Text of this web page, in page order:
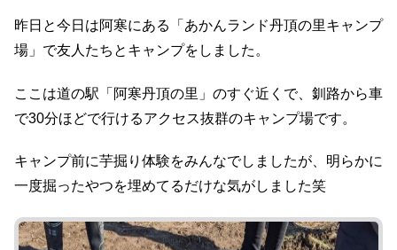
昨日と今日は阿寒にある「あかんランド丹頂の里キャンプ
場」で友人たちとキャンプをしました。
ここは道の駅「阿寒丹頂の里」のすぐ近くで、釧路から車
で30分ほどで行けるアクセス抜群のキャンプ場です。
キャンプ前に芋掘り体験をみんなでしましたが、明らかに
一度掘ったやつを埋めてるだけな気がしました笑